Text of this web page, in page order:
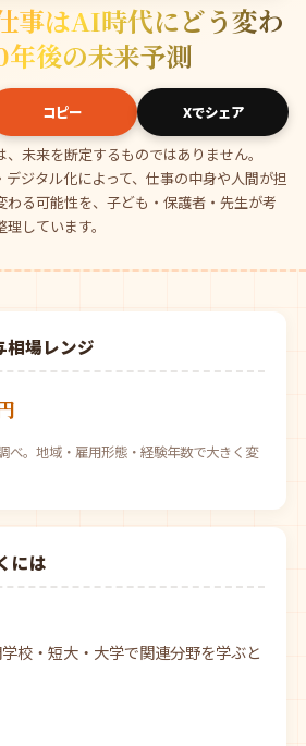
事はAI時代にどう変わ
年後の未来予測
コピー Xでシェア
未来を断定するものではありません。
ジタル化によって、仕事の中身や人間が担
わる可能性を、子ども・保護者・先生が考
しています。
相場レンジ
。地域・雇用形態・経験年数で大きく変
には
校・短大・大学で関連分野を学ぶと